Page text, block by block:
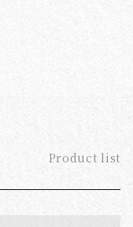
Product list